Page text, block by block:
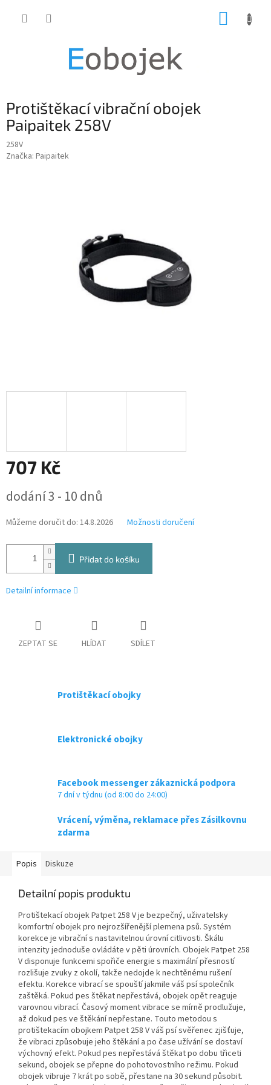
Protištěkací vibrační obojek
Paipaitek 258V
258V
Značka: Paipaitek
707 Kč
cena:
dodání 3 - 10 dnů
Můžeme doručit do: 14.8.2026 Možnosti doručení
Přidat do košíku
Detailní informace
ZEPTAT SE HLÍDAT SDÍLET
Protištěkací obojky
Elektronické obojky
Facebook messenger zákaznická podpora
7 dní v týdnu (od 8:00 do 24:00)
Vrácení, výměna, reklamace přes Zásilkovnu
zdarma
Popis Diskuze
Detailní popis produktu
Protištekací obojek Patpet 258 V je bezpečný, uživatelsky
komfortní obojek pro nejrozšířenější plemena psů. Systém
korekce je vibrační s nastavitelnou úrovní citlivosti. Škálu
intenzity jednoduše ovládáte v pěti úrovních. Obojek Patpet 258
V disponuje funkcemi spořiče energie s maximální přesností
rozlišuje zvuky z okolí, takže nedojde k nechtěnému rušení
efektu. Korekce vibrací se spouští jakmile váš psí společník
zaštěká. Pokud pes štěkat nepřestává, obojek opět reaguje
varovnou vibrací. Časový moment vibrace se mírně prodlužuje,
až dokud pes ve štěkání nepřestane. Touto metodou s
protištekacím obojkem Patpet 258 V váš psí svěřenec zjišťuje,
že vibraci způsobuje jeho štěkání a po čase užívání se dostaví
výchovný efekt. Pokud pes nepřestává štěkat po dobu třiceti
sekund, obojek se přepne do pohotovostního režimu. Pokud
obojek vibruje 7 krát po sobě, přestane na 30 sekund působit.